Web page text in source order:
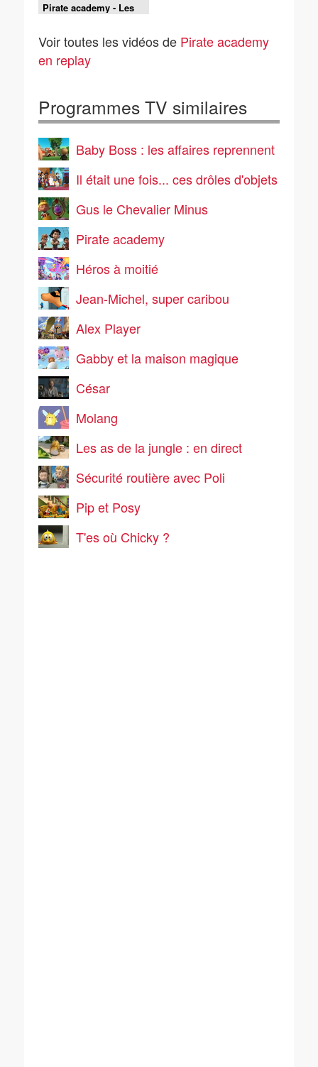
Pirate academy - Les
olympiades de la mer
Voir toutes les vidéos de Pirate academy
en replay
Programmes TV similaires
Baby Boss : les affaires reprennent
Il était une fois... ces drôles d'objets
Gus le Chevalier Minus
Pirate academy
Héros à moitié
Jean-Michel, super caribou
Alex Player
Gabby et la maison magique
César
Molang
Les as de la jungle : en direct
Sécurité routière avec Poli
Pip et Posy
T'es où Chicky ?